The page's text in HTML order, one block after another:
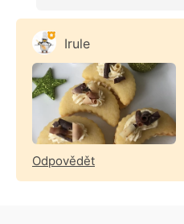
Irule
Odpovědět